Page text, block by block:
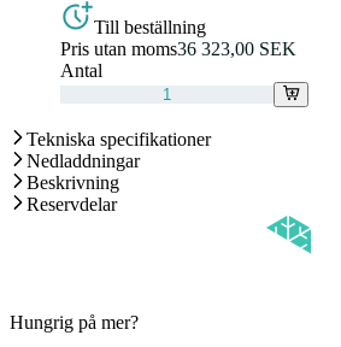
Till beställning
Pris utan moms36 323,00 SEK
Antal
Tekniska specifikationer
Nedladdningar
Beskrivning
Reservdelar
Hungrig på mer?